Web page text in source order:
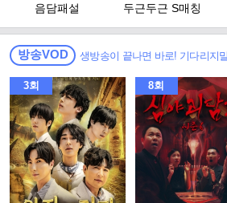
음담패설 두근두근 S매칭
방송VOD 생방송이 끝나면 바로! 기다리지
3회 8회